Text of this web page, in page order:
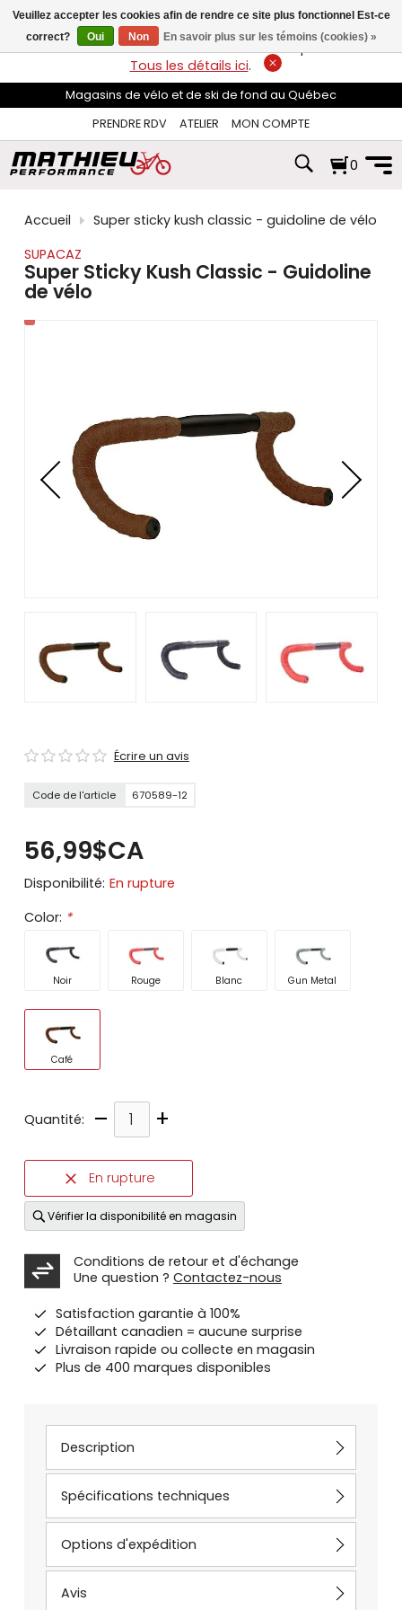
flèches
haut
et
pour
sélectionner
disponible.
Appuyez
pour
accéder
au
résultat
de
recherche
servir
de
gestes
tels
que
toucher
LIVRAISON GRATUITEsur les commandes de plus de 74$*.
Tous les détails ici.
Magasins de vélo et de ski de fond au Québec
PRENDRE RDV
ATELIER MON COMPTE
0
Accueil
Super sticky kush classic - guidoline de vélo
SUPACAZ
Super Sticky Kush Classic - Guidoline
de vélo
Écrire un avis
Code de l'article 670589-12
56,99$CA
Disponibilité: En rupture
Color: *
Noir Rouge Blanc Gun Metal
Café
Quantité: – +
En rupture
Vérifier la disponibilité en magasin
Conditions de retour et d'échange
Une question ? Contactez-nous
Satisfaction garantie à 100%
Détaillant canadien = aucune surprise
Livraison rapide ou collecte en magasin
Plus de 400 marques disponibles
Description
Spécifications techniques
Options d'expédition
Avis
Veuillez accepter les cookies afin de rendre ce site plus fonctionnel Est-ce
correct?
Oui Non En savoir plus sur les témoins (cookies) »